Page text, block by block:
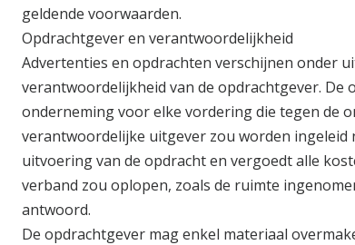
geldende voorwaarden.
Opdrachtgever en verantwoordelijkheid
Advertenties en opdrachten verschijnen onder
verantwoordelijkheid van de opdrachtgever. De
onderneming voor elke vordering die tegen de
verantwoordelijke uitgever zou worden ingeleid
uitvoering van de opdracht en vergoedt alle
verband zou oplopen, zoals de ruimte
antwoord.
De opdrachtgever mag enkel materiaal